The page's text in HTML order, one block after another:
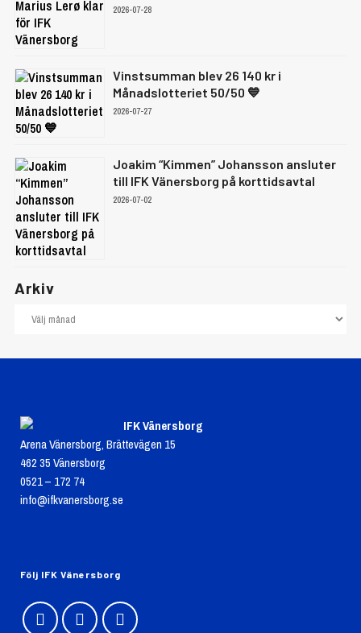
2026-07-28
Vinstsumman blev 26 140 kr i
Månadslotteriet 50/50 💙
2026-07-27
Joakim “Kimmen” Johansson ansluter
till IFK Vänersborg på korttidsavtal
2026-07-02
Arkiv
IFK Vänersborg
Arena Vänersborg, Brättevägen 15
462 35 Vänersborg
0521 – 172 74
info@ifkvanersborg.se
Följ IFK Vänersborg